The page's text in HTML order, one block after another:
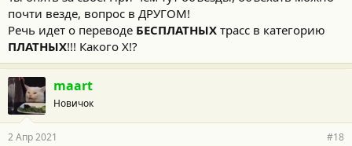
почти везде, вопрос в ДРУГОМ!
Речь идет о переводе БЕСПЛАТНЫХ трасс в категорию
ПЛАТНЫХ!!! Какого Х!?
maart
Новичок
2 Апр 2021 #18